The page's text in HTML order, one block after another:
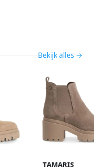
Bekijk alles →
Tamaris